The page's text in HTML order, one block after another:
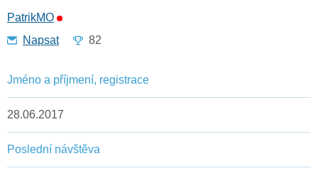
PatrikMO
Napsat
82
Jméno a příjmení, registrace
28.06.2017
Poslední návštěva